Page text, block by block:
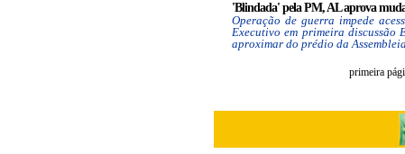
'Blindada' pela PM, AL aprova
Operação de guerra impede
Executivo em primeira discussão
aproximar do prédio da
primeira